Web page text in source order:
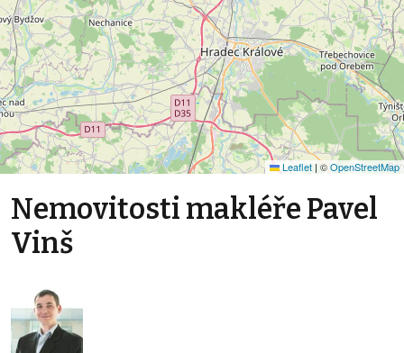
Leaflet | ©OpenStreetMap
Nemovitosti makléře Pavel
Vinš